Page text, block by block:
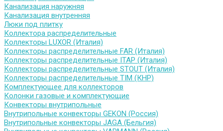
Канализация наружняя
Канализация внутренняя
Люки под плитку
Коллектора распределительные
Коллекторы LUXOR (Италия)
Коллекторы распределительные FAR (Италия)
Коллекторы распределительные ITAP (Италия)
Коллекторы распределительные STOUT (Италия)
Коллекторы распределительные TIM (КНР)
Комплектующее для коллекторов
Колонки газовые и комплектующие
Конвекторы внутрипольные
Внутрипольные конвекторы GEKON (Россия)
Внутрипольные конвекторы JAGA (Бельгия)